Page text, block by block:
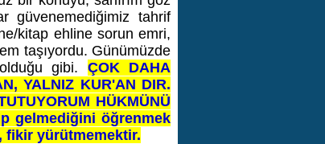
güvenemediğimiz tahrif
kitap ehline sorun emri,
taşıyordu. Günümüzde
gibi. ÇOK DAHA
YALNIZ KUR'AN DIR.
HÜKMÜNÜ
gelmediğini öğrenmek
fikir yürütmemektir.